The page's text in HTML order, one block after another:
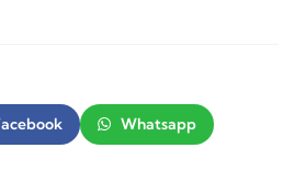
Whatsapp